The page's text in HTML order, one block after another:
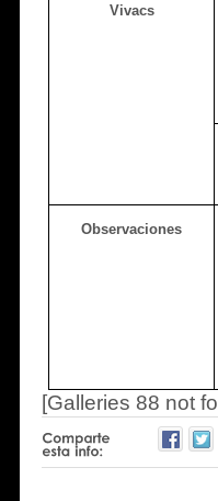
Vivacs
Observaciones
[Galleries 88 not